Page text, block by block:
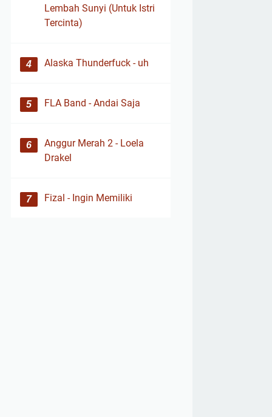
Lembah Sunyi (Untuk Istri
Tercinta)
Alaska Thunderfuck - uh
FLA Band - Andai Saja
Anggur Merah 2 - Loela
Drakel
Fizal - Ingin Memiliki